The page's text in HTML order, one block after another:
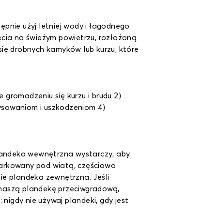
użyj letniej wody i łagodnego
na świeżym powietrzu, rozłożoną
drobnych kamyków lub kurzu, które
się kurzu i brudu 2)
i uszkodzeniom 4)
wewnętrzna wystarczy, aby
pod wiatą, częściowo
plandeka zewnętrzna. Jeśli
plandekę przeciwgradową,
nie używaj plandeki, gdy jest